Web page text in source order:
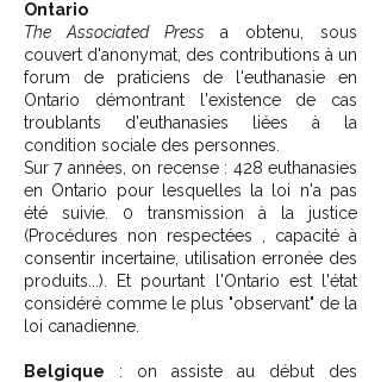
Ontario
The Associated Press a obtenu, sous
couvert d'anonymat, des contributions à un
forum de praticiens de l'euthanasie en
Ontario démontrant l'existence de cas
troublants d'euthanasies liées à la
condition sociale des personnes.
Sur 7 années, on recense : 428 euthanasies
en Ontario pour lesquelles la loi n'a pas
été suivie. 0 transmission à la justice
(Procédures non respectées , capacité à
consentir incertaine, utilisation erronée des
produits...). Et pourtant l'Ontario est l'état
considéré comme le plus "observant" de la
loi canadienne.
Belgique : on assiste au début des